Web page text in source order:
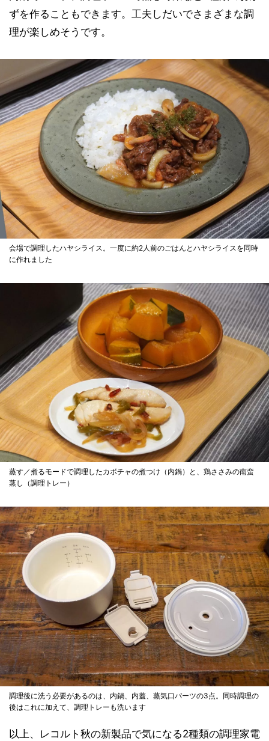
ずを作ることもできます。工夫しだいでさまざまな調
理が楽しめそうです。
会場で調理したハヤシライス。一度に約2人前のごはんとハヤシライスを同時
に作れました
蒸す／煮るモードで調理したカボチャの煮つけ（内鍋）と、鶏ささみの南蛮
蒸し（調理トレー）
調理後に洗う必要があるのは、内鍋、内蓋、蒸気口パーツの3点。同時調理の
後はこれに加えて、調理トレーも洗います
以上、レコルト秋の新製品で気になる2種類の調理家電